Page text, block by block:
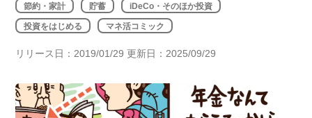
節約・家計 貯蓄 iDeCo・そのほか投資
投資をはじめる マネ活コミック
リリース日：2019/01/29 更新日：2025/09/29